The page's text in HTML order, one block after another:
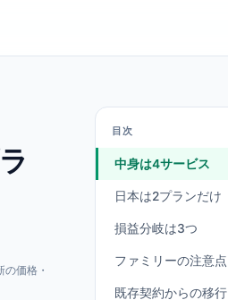
価格・
目次
中身は4サービス
日本は2プランだけ
損益分岐は3つ
ファミリーの注意点
既存契約からの移行